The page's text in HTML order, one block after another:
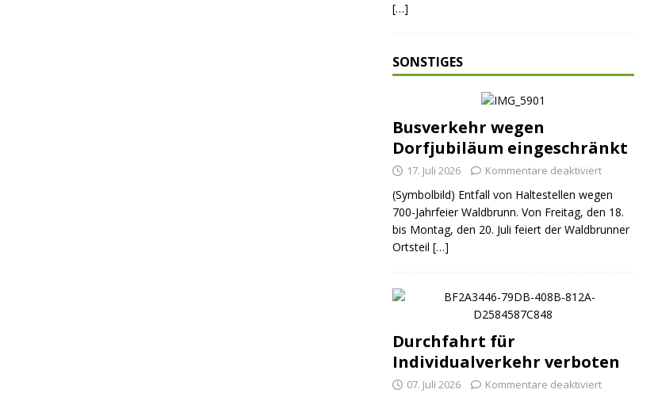
[…]
SONSTIGES
Busverkehr wegen
Dorfjubiläum eingeschränkt
17. Juli 2026 Kommentare deaktiviert
(Symbolbild) Entfall von Haltestellen wegen
700-Jahrfeier Waldbrunn. Von Freitag, den 18.
bis Montag, den 20. Juli feiert der Waldbrunner
Ortsteil […]
Durchfahrt für
Individualverkehr verboten
07. Juli 2026 Kommentare deaktiviert